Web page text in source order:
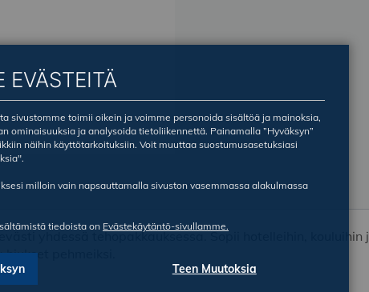
yhdessä tehopakkauksessa. Sopii hotelleihin,
pehmeiksi.
EVÄSTEITÄ
sivustomme toimii oikein ja voimme personoida sisältöä ja mainoksia,
ominaisuuksia ja analysoida tietoliikennettä. Painamalla ”Hyväksyn”
näihin käyttötarkoituksiin. Voit muuttaa suostumusasetuksiasi
milloin vain napsauttamalla sivuston vasemmassa alakulmassa
tiedoista on Evästekäytäntö-sivullamme.
Teen Muutoksia